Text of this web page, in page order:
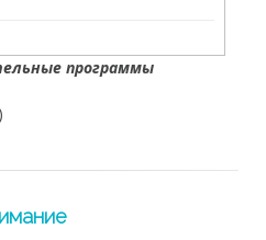
программы
)